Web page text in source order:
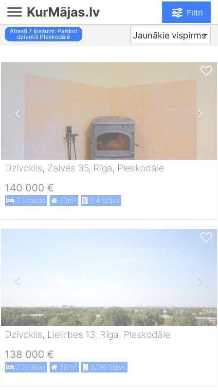
KurMājas.lv Filtri
Atrasti7 īpašumi: Pārdod
dzīvokli Pleskodālē
Jaunākie vispirms
Dzīvoklis, Zalves 35, Rīga, Pleskodāle
140 000 €
2 Istabas 73m2 1/4 Stāvs
Dzīvoklis, Lielirbes 13, Rīga, Pleskodāle
138 000 €
2 Istabas 68m2 8/30 Stāvs